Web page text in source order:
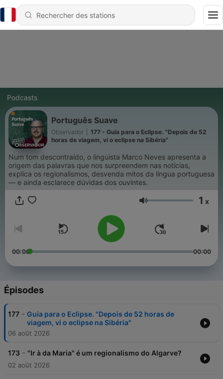
Podcasts
Português Suave
Observador
177 - Guia para o Eclipse. "Depois de 52
horas de viagem, vi o eclipse na Sibéria"
Num tom descontraído, o linguista Marco Neves apresenta a
origem das palavras que nos surpreendem nas notícias,
explica os regionalismos, desvenda mitos da língua portuguesa
— e ainda esclarece dúvidas dos ouvintes.
Volume 1 x
00:00 00:00
Épisodes
177 - Guia para o Eclipse. "Depois de 52 horas de
viagem, vi o eclipse na Sibéria"
06 août 2026
173 - "Ir à da Maria" é um regionalismo do Algarve?
02 août 2026